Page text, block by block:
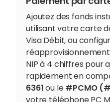
Ajoutez des fonds
utilisant votre carte
Visa Débit, ou
NIP à 4 chiffres pour
rapidement en
6361ou le#PCMO